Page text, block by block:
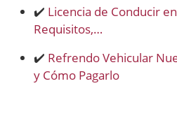
✔️ Licencia de Conducir
Requisitos,…
✔️ Refrendo Vehicular
y Cómo Pagarlo